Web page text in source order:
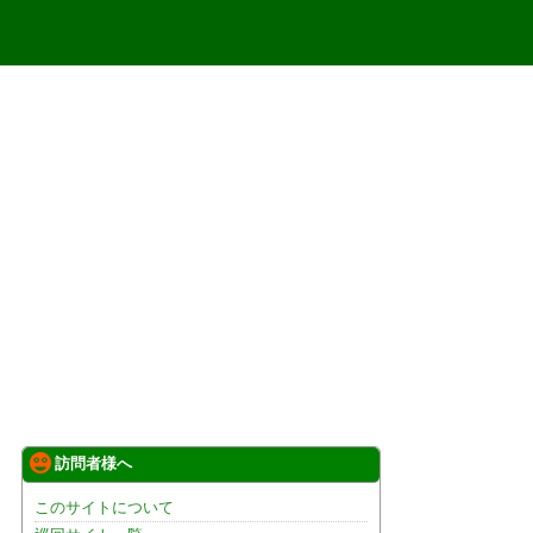
訪問者様へ
このサイトについて